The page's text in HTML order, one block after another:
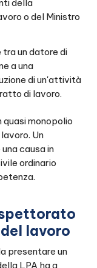
della
o del Ministro
un datore di
a una
di un'attività
di lavoro.
quasi monopolio
Un
causa in
ordinario
lavoro
presentare un
LPA ha a